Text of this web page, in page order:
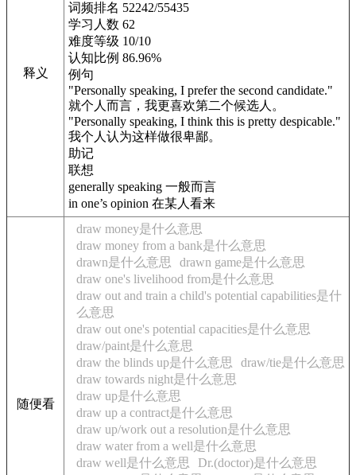
释义
词频排名 52242/55435
学习人数 62
难度等级 10/10
认知比例 86.96%
例句
"Personally speaking, I prefer the second candidate."
就个人而言，我更喜欢第二个候选人。
"Personally speaking, I think this is pretty despicable."
我个人认为这样做很卑鄙。
助记
联想
generally speaking 一般而言
in one’s opinion 在某人看来
随便看
draw money是什么意思
draw money from a bank是什么意思
drawn是什么意思
drawn game是什么意思
draw one's livelihood from是什么意思
draw out and train a child's potential capabilities是什
么意思
draw out one's potential capacities是什么意思
draw/paint是什么意思
draw the blinds up是什么意思
draw/tie是什么意思
draw towards night是什么意思
draw up是什么意思
draw up a contract是什么意思
draw up/work out a resolution是什么意思
draw water from a well是什么意思
draw well是什么意思
Dr.(doctor)是什么意思